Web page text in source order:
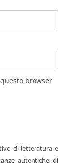
browser
di letteratura e
autentiche di